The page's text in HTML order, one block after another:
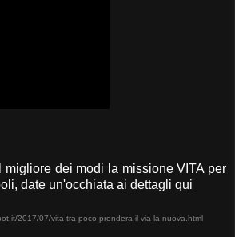
migliore dei modi la missione VITA per
date un'occhiata ai dettagli qui
2017/07/vita-tra-poco-prendera-il-via-la-nuova.html